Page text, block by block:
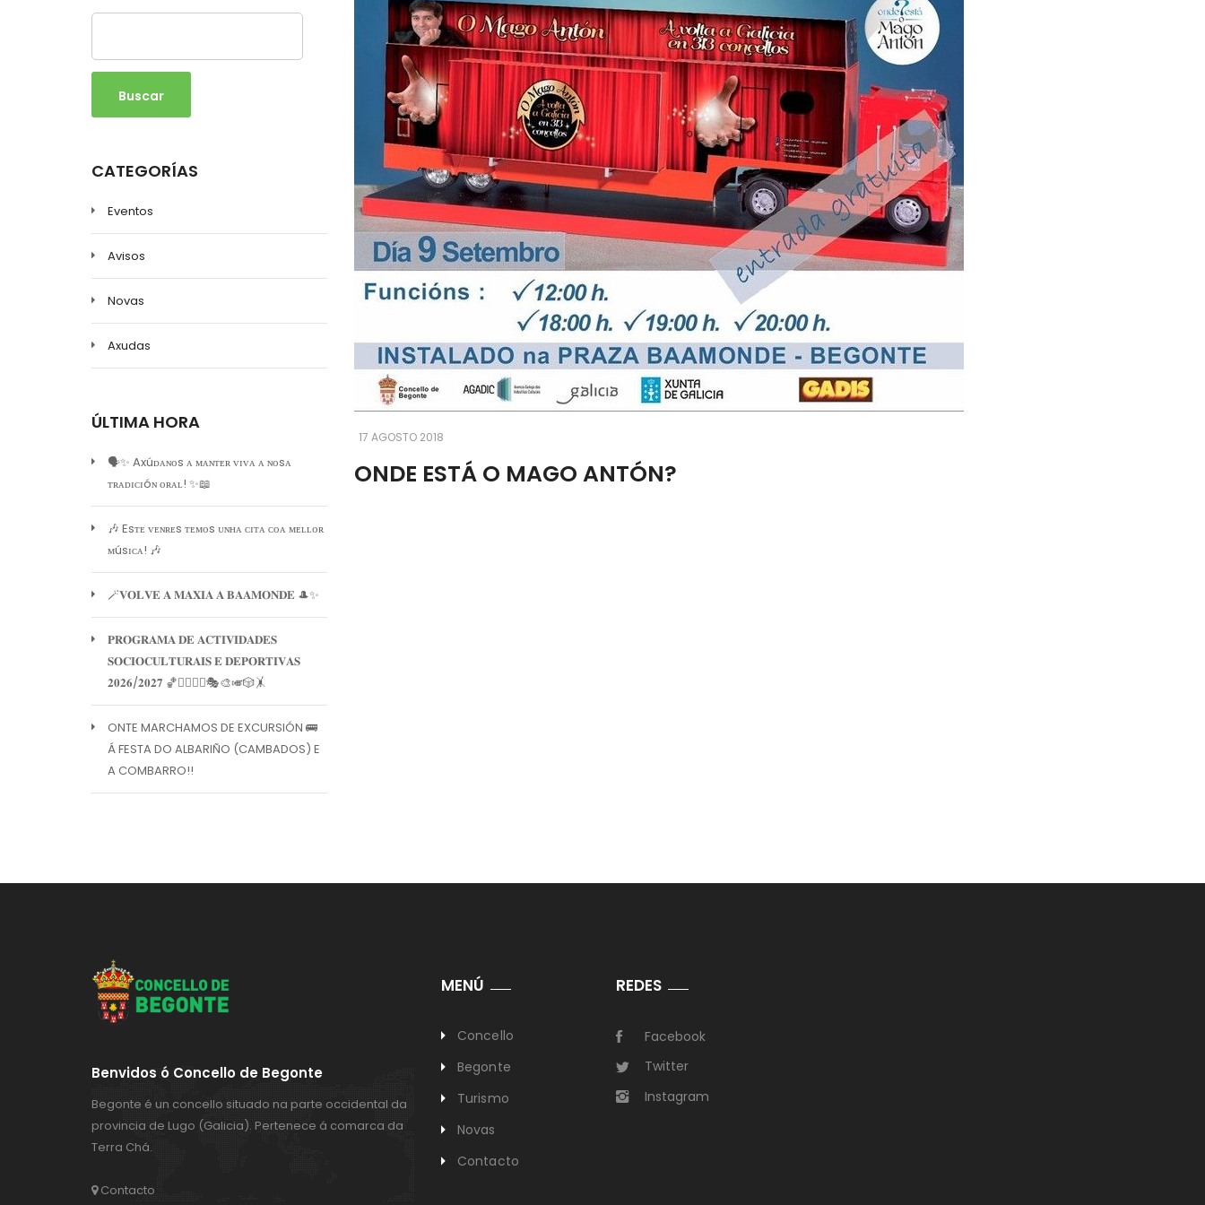
CATEGORÍAS
Eventos
Avisos
Novas
Axudas
ÚLTIMA HORA
🗣️✨ Axúᴅᴀɴᴏs ᴀ ᴍᴀɴᴛᴇʀ ᴠɪᴠᴀ ᴀ ɴᴏsᴀ
ᴛʀᴀᴅɪᴄɪóɴ ᴏʀᴀʟ! ✨📖
🎶 Esᴛᴇ ᴠᴇɴʀᴇs ᴛᴇᴍᴏs ᴜɴʜᴀ ᴄɪᴛᴀ ᴄᴏᴀ ᴍᴇʟʟᴏʀ
ᴍúsɪᴄᴀ! 🎶
🪄𝐕𝐎𝐋𝐕𝐄 𝐀 𝐌𝐀𝐗𝐈𝐀 𝐀 𝐁𝐀𝐀𝐌𝐎𝐍𝐃𝐄 🎩✨
𝐏𝐑𝐎𝐆𝐑𝐀𝐌𝐀 𝐃𝐄 𝐀𝐂𝐓𝐈𝐕𝐈𝐃𝐀𝐃𝐄𝐒
𝐒𝐎𝐂𝐈𝐎𝐂𝐔𝐋𝐓𝐔𝐑𝐀𝐈𝐒 𝐄 𝐃𝐄𝐏𝐎𝐑𝐓𝐈𝐕𝐀𝐒
𝟐𝟎𝟐𝟔/𝟐𝟎𝟐𝟕 🏀🏊‍♀️🧘‍♀️🎭🎨🎺🎲🤸
ONTE MARCHAMOS DE EXCURSIÓN 🚌
Á FESTA DO ALBARIÑO (CAMBADOS) E
A COMBARRO!!
17 AGOSTO 2018
ONDE ESTÁ O MAGO ANTÓN?
Benvidos ó Concello de Begonte
Begonte é un concello situado na parte occidental da
provincia de Lugo (Galicia). Pertenece á comarca da
Terra Chá.
Contacto
MENÚ
Concello
Begonte
Turismo
Novas
Contacto
REDES
Facebook
Twitter
Instagram